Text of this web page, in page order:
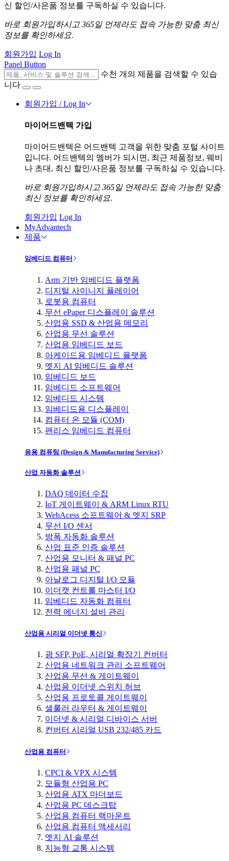
신 할인/사은품 정보를 구독하실 수 있습니다.
바로 회원가입하시고 365일 언제라도 접속 가능한 맞춤 최신
정보를 확인하세요.
회원가입 Log In
Panel Button
수천 개의 제품을 검색할 수 있습
니다
회원가입 / Log In
마이어드밴텍 가입
마이어드밴텍은 어드밴텍 고객을 위한 맞춤 포털 사이트
입니다. 어드밴텍의 멤버가 되시면, 최근 제품정보, 웨비
나 초대, 최신 할인/사은품 정보를 구독하실 수 있습니다.
바로 회원가입하시고 365일 언제라도 접속 가능한 맞춤
최신 정보를 확인하세요.
회원가입 Log In
MyAdvantech
제품
임베디드 컴퓨터
Arm 기반 임베디드 플랫폼
디지털 사이니지 플레이어
로봇용 컴퓨터
무선 ePaper 디스플레이 솔루션
산업용 SSD & 산업용 메모리
산업용 무선 솔루션
산업용 임베디드 보드
아케이드용 임베디드 플랫폼
엣지 AI 임베디드 솔루션
임베디드 보드
임베디드 소프트웨어
임베디드 시스템
임베디드용 디스플레이
컴퓨터 온 모듈 (COM)
팬리스 임베디드 컴퓨터
응용 컴퓨팅 (Design & Manufacturing Service)
산업 자동화 솔루션
DAQ 데이터 수집
IoT 게이트웨이 & ARM Linux RTU
WebAcess 소프트웨어 & 엣지 SRP
무선 I/O 센서
방폭 자동화 솔루션
산업 표준 인증 솔루션
산업용 모니터 & 패널 PC
산업용 패널 PC
아날로그 디지털 I/O 모듈
이더캣 컨트롤 마스터 I/O
임베디드 자동화 컴퓨터
전력 에너지 설비 관리
산업용 시리얼 이더넷 통신
광 SFP, PoE, 시리얼 확장기 컨버터
산업용 네트워크 관리 소프트웨어
산업용 무선 & 게이트웨이
산업용 이더넷 스위치 허브
산업용 프로토콜 게이트웨이
셀룰러 라우터 & 게이트웨이
이더넷 & 시리얼 디바이스 서버
컨버터 시리얼 USB 232/485 카드
산업용 컴퓨터
CPCI & VPX 시스템
모듈형 산업용 PC
산업용 ATX 마더보드
산업용 PC 데스크탑
산업용 컴퓨터 랙마운트
산업용 컴퓨터 액세서리
엣지 AI 솔루션
지능형 교통 시스템